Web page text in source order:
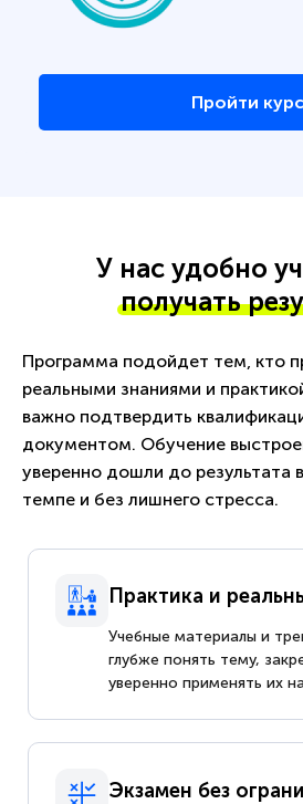
Пройти курс
У нас удобно
получать
Программа подойдет тем, кто
реальными знаниями и
важно подтвердить
документом. Обучение
уверенно дошли до результата
темпе и без лишнего стресса.
Практика и
Учебные материалы и
глубже понять тему,
уверенно применять их
Экзамен без